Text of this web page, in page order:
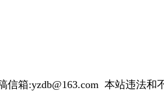
信箱:yzdb@163.com 本站违法和